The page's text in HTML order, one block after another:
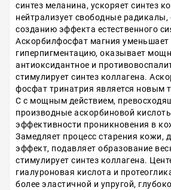
синтез меланина, ускоряет синтез
нейтрализует свободные радикалы,
созданию эффекта естественного
Аскорбилфосфат магния уменьшает
гиперпигментацию, оказывает
антиоксидантное и
стимулирует синтез коллагена.
фосфат тринатрия является новым
С с мощным действием,
производные аскорбиновой
эффективности проникновения в
Замедляет процесс старения кожи,
эффект, подавляет образование
стимулирует синтез коллагена.
гиалуроновая кислота и
более эластичной и упругой,